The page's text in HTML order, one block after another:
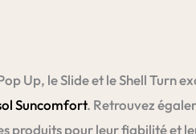
Up, le Slide et le Shell Turn
Suncomfort. Retrouvez
pour leur fiabilité et